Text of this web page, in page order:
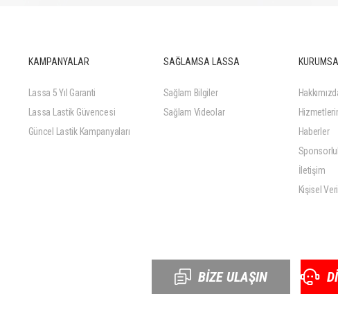
KAMPANYALAR
Lassa 5 Yıl Garanti
Lassa Lastik Güvencesi
Güncel Lastik Kampanyaları
SAĞLAMSA LASSA
Sağlam Bilgiler
Sağlam Videolar
KURUMSAL
Haberler
İletişim
Kişisel
BİZE ULAŞIN